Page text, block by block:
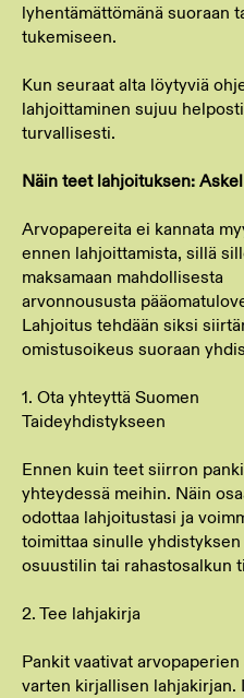
lyhentämättömänä suoraan
tukemiseen.
Kun seuraat alta löytyviä
lahjoittaminen sujuu
turvallisesti.
Näin teet lahjoituksen:
Arvopapereita ei kannata
ennen lahjoittamista, sillä
maksamaan mahdollisesta
arvonnoususta
Lahjoitus tehdään siksi
omistusoikeus suoraan
1. Ota yhteyttä Suomen
Taideyhdistykseen
Ennen kuin teet siirron
yhteydessä meihin. Näin
odottaa lahjoitustasi ja
toimittaa sinulle yhdistyksen
osuustilin tai rahastosalkun
2. Tee lahjakirja
Pankit vaativat
varten kirjallisen lahjakirjan.